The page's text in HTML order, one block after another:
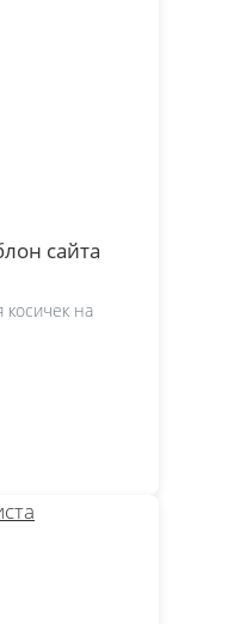
сайта
косичек на